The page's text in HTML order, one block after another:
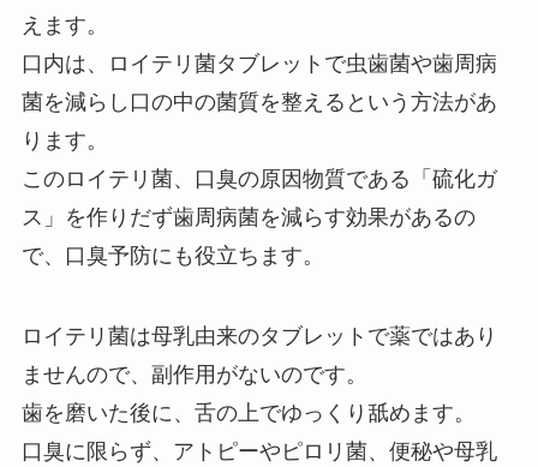
えます。
口内は、ロイテリ菌タブレットで虫歯菌や歯周病
菌を減らし口の中の菌質を整えるという方法があ
ります。
このロイテリ菌、口臭の原因物質である「硫化ガ
ス」を作りだず歯周病菌を減らす効果があるの
で、口臭予防にも役立ちます。
ロイテリ菌は母乳由来のタブレットで薬ではあり
ませんので、副作用がないのです。
歯を磨いた後に、舌の上でゆっくり舐めます。
口臭に限らず、アトピーやピロリ菌、便秘や母乳